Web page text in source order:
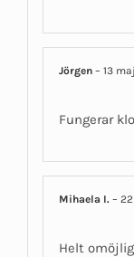
Jörgen– 13
Fungerar
Mihaela I.–
Helt